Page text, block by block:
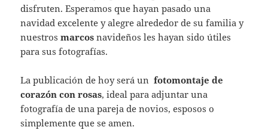
disfruten. Esperamos que hayan pasado una
navidad excelente y alegre alrededor de su familia y
nuestrosmarcos navideños les hayan sido útiles
para sus fotografías.
La publicación de hoy será unfotomontaje de
corazón con rosas, ideal para adjuntar una
fotografía de una pareja de novios, esposos o
simplemente que se amen.